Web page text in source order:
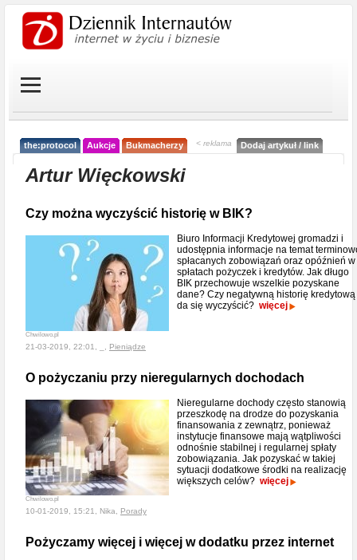
the:protocol Aukcje Bukmacherzy < reklama Dodaj artykuł / link
Artur Więckowski
Czy można wyczyścić historię w BIK?
Chwilowo.pl
Biuro Informacji Kredytowej gromadzi i
udostępnia informacje na temat
spłacanych zobowiązań oraz opóźnień w
spłatach pożyczek i kredytów. Jak długo
BIK przechowuje wszelkie pozyskane
dane? Czy negatywną historię kredytową
da się wyczyścić? więcej
21-03-2019, 22:01, _, Pieniądze
O pożyczaniu przy nieregularnych dochodach
Chwilowo.pl
Nieregularne dochody często stanowią
przeszkodę na drodze do pozyskania
finansowania z zewnątrz, ponieważ
instytucje finansowe mają wątpliwości
odnośnie stabilnej i regularnej spłaty
zobowiązania. Jak pozyskać w takiej
sytuacji dodatkowe środki na realizację
większych celów? więcej
10-01-2019, 15:21, Nika, Porady
Pożyczamy więcej i więcej w dodatku przez internet